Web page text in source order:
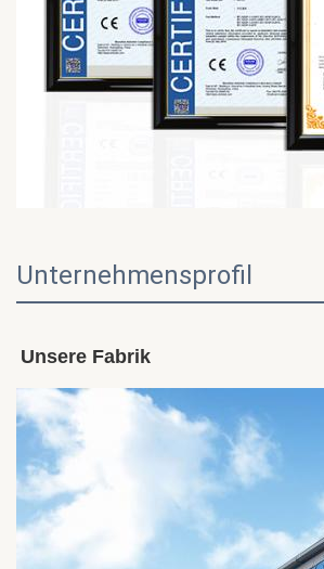
Unternehmensprofil
Unsere Fabrik